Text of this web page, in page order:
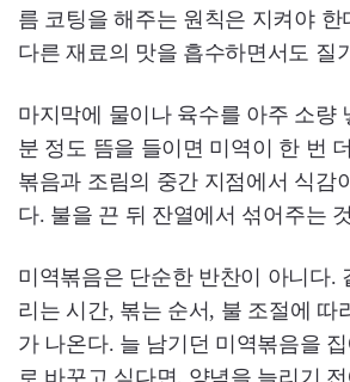
름 코팅을 해주는 원칙은 지켜야 한
다른 재료의 맛을 흡수하면서도 질
마지막에 물이나 육수를 아주 소량
분 정도 뜸을 들이면 미역이 한 번
볶음과 조림의 중간 지점에서 식감
다. 불을 끈 뒤 잔열에서 섞어주는
미역볶음은 단순한 반찬이 아니다.
리는 시간, 볶는 순서, 불 조절에 따
가 나온다. 늘 남기던 미역볶음을